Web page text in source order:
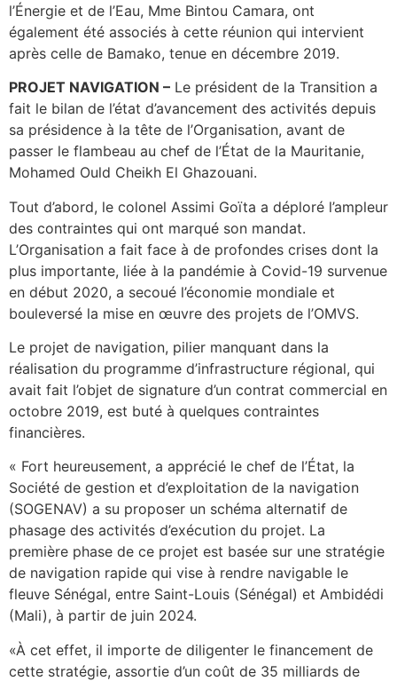
l’Énergie et de l’Eau, Mme Bintou Camara, ont
également été associés à cette réunion qui intervient
après celle de Bamako, tenue en décembre 2019.
PROJET NAVIGATION – Le président de la Transition a
fait le bilan de l’état d’avancement des activités depuis
sa présidence à la tête de l’Organisation, avant de
passer le flambeau au chef de l’État de la Mauritanie,
Mohamed Ould Cheikh El Ghazouani.
Tout d’abord, le colonel Assimi Goïta a déploré l’ampleur
des contraintes qui ont marqué son mandat.
L’Organisation a fait face à de profondes crises dont la
plus importante, liée à la pandémie à Covid-19 survenue
en début 2020, a secoué l’économie mondiale et
bouleversé la mise en œuvre des projets de l’OMVS.
Le projet de navigation, pilier manquant dans la
réalisation du programme d’infrastructure régional, qui
avait fait l’objet de signature d’un contrat commercial en
octobre 2019, est buté à quelques contraintes
financières.
« Fort heureusement, a apprécié le chef de l’État, la
Société de gestion et d’exploitation de la navigation
(SOGENAV) a su proposer un schéma alternatif de
phasage des activités d’exécution du projet. La
première phase de ce projet est basée sur une stratégie
de navigation rapide qui vise à rendre navigable le
fleuve Sénégal, entre Saint-Louis (Sénégal) et Ambidédi
(Mali), à partir de juin 2024.
«À cet effet, il importe de diligenter le financement de
cette stratégie, assortie d’un coût de 35 milliards de